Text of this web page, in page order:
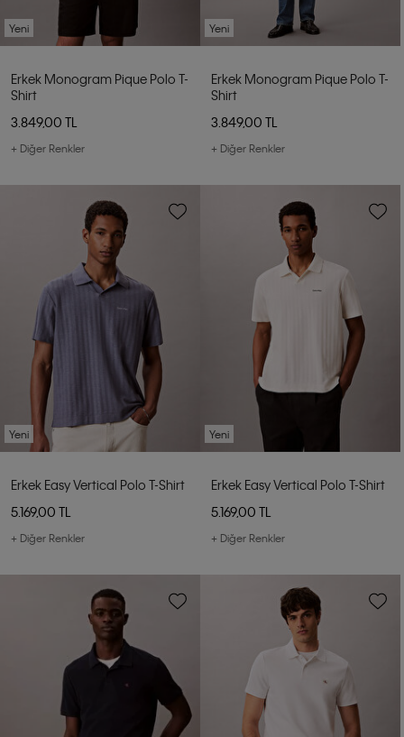
Yeni
Erkek Monogram Pique Polo T-
Shirt
3.849,00 TL
+ Diğer Renkler
Yeni
Erkek Monogram Pique Polo T-
Shirt
3.849,00 TL
+ Diğer Renkler
Yeni
Erkek Easy Vertical Polo T-Shirt
5.169,00 TL
+ Diğer Renkler
Yeni
Erkek Easy Vertical Polo T-Shirt
5.169,00 TL
+ Diğer Renkler